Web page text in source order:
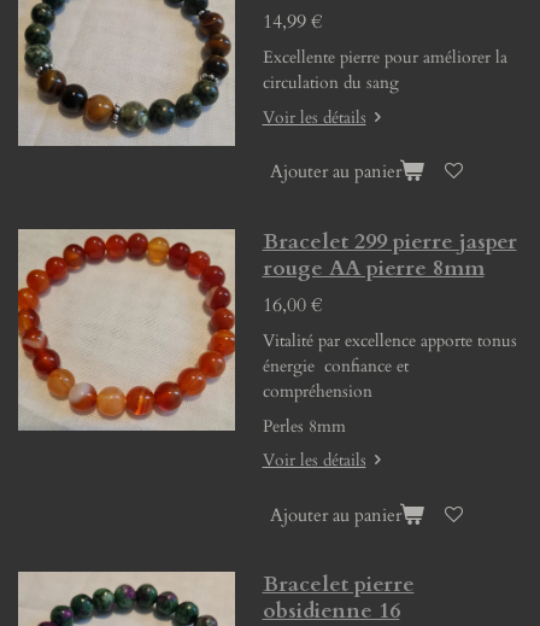
14,99 €
Excellente pierre pour améliorer la
circulation du sang
Voir les détails
Ajouter au panier
Bracelet 299 pierre jasper
rouge AA pierre 8mm
16,00 €
Vitalité par excellence apporte tonus
énergie confiance et
compréhension
Perles 8mm
Voir les détails
Ajouter au panier
Bracelet pierre
obsidienne 16